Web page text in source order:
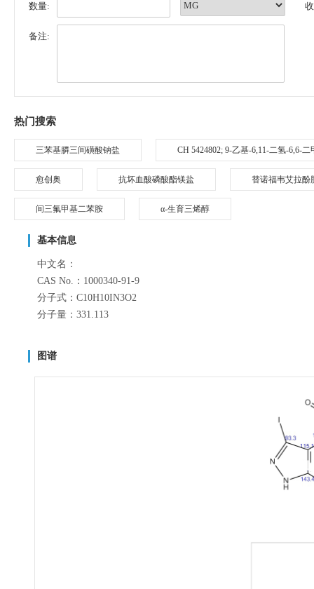
数量:
备注:
热门搜索
三苯基膦三间磺酸钠盐 CH 5424802; 9-乙基-6,11-二氢-6,6-
愈创奥 抗坏血酸磷酸酯镁盐 替诺福韦艾拉酚
间三氟甲基二苯胺 α-生育三烯醇
基本信息
中文名：
CAS No.：1000340-91-9
分子式：C10H10IN3O2
分子量：331.113
图谱